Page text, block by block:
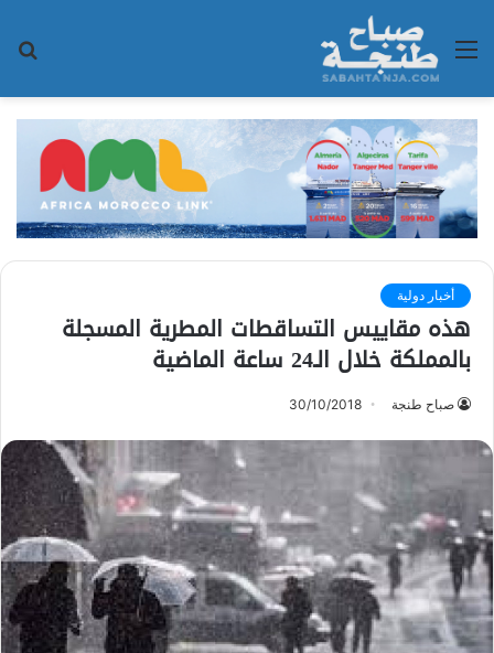
القائمة
أخبار دولية
هذه مقاييس التساقطات المطرية المسجلة
بالمملكة خلال الـ24 ساعة الماضية
صباح طنجة 30/10/2018